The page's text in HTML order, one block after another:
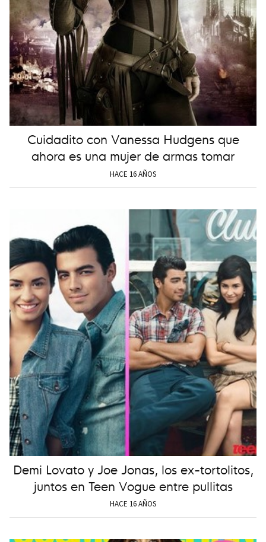
Cuidadito con Vanessa Hudgens que
ahora es una mujer de armas tomar
HACE 16 AÑOS
Demi Lovato y Joe Jonas, los ex-tortolitos,
juntos en Teen Vogue entre pullitas
HACE 16 AÑOS